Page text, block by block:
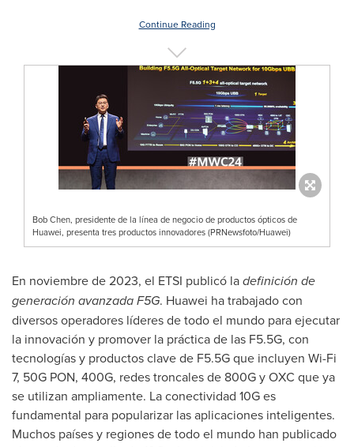
Continue Reading
Bob Chen, presidente de la línea de negocio de productos ópticos de
Huawei, presenta tres productos innovadores (PRNewsfoto/Huawei)
En noviembre de 2023, el ETSI publicó ladefinición de
generación avanzada F5G. Huawei ha trabajado con
diversos operadores líderes de todo el mundo para ejecutar
la innovación y promover la práctica de las F5.5G, con
tecnologías y productos clave de F5.5G que incluyen Wi-Fi
7, 50G PON, 400G, redes troncales de 800G y OXC que ya
se utilizan ampliamente. La conectividad 10G es
fundamental para popularizar las aplicaciones inteligentes.
Muchos países y regiones de todo el mundo han publicado